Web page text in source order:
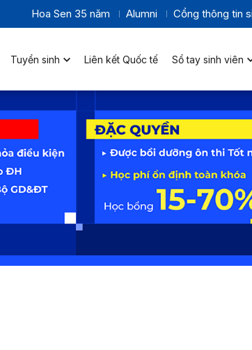
Hoa Sen 35 năm Alumni Cổng thông tin
Tuyển sinh Liên kết Quốc tế Sổ tay sinh viên